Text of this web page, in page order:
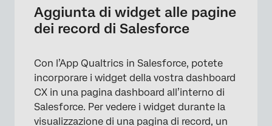
Aggiunta di widget alle pagine
dei record di Salesforce
Con l’App Qualtrics in Salesforce, potete
incorporare i widget della vostra dashboard
CX in una pagina dashboard all’interno di
Salesforce. Per vedere i widget durante la
visualizzazione di una pagina di record, un